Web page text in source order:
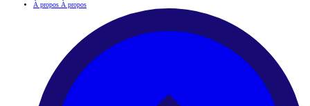
À propos À propos